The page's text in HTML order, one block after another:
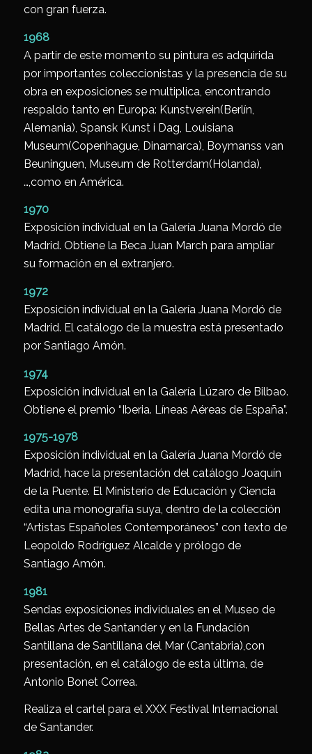
con gran fuerza.
1968
A partir de este momento su pintura es adquirida
por importantes coleccionistas y la presencia de su
obra en exposiciones se multiplica, encontrando
respaldo tanto en Europa: Kunstverein(Berlín,
Alemania), Spansk Kunst i Dag, Louisiana
Museum(Copenhague, Dinamarca), Boymanss van
Beuninguen, Museum de Rotterdam(Holanda),
…,como en América.
1970
Exposición individual en la Galería Juana Mordó de
Madrid. Obtiene la Beca Juan March para ampliar
su formación en el extranjero.
1972
Exposición individual en la Galería Juana Mordó de
Madrid. El catálogo de la muestra está presentado
por Santiago Amón.
1974
Exposición individual en la Galería Lúzaro de Bilbao.
Obtiene el premio “Iberia. Líneas Aéreas de España”.
1975-1978
Exposición individual en la Galería Juana Mordó de
Madrid, hace la presentación del catálogo Joaquín
de la Puente. El Ministerio de Educación y Ciencia
edita una monografía suya, dentro de la colección
“Artistas Españoles Contemporáneos” con texto de
Leopoldo Rodríguez Alcalde y prólogo de
Santiago Amón.
1981
Sendas exposiciones individuales en el Museo de
Bellas Artes de Santander y en la Fundación
Santillana de Santillana del Mar (Cantabria),con
presentación, en el catálogo de esta última, de
Antonio Bonet Correa.
Realiza el cartel para el XXX Festival Internacional
de Santander.